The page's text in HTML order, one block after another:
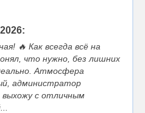
🔥 Как всегда всё на
что нужно, без лишних
Атмосфера
администратор
с отличным